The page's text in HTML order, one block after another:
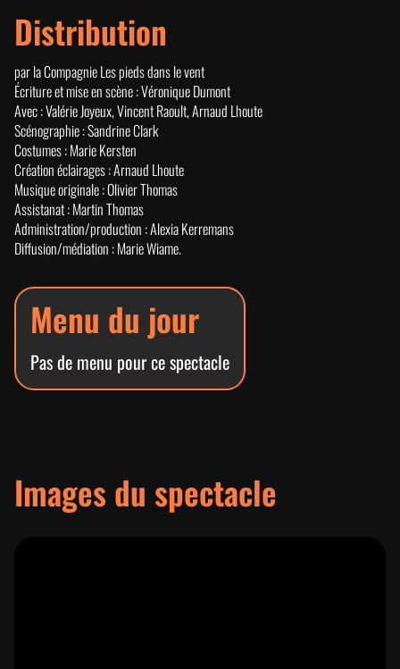
Distribution
par la Compagnie Les pieds dans le vent
Écriture et mise en scène : Véronique Dumont
Avec : Valérie Joyeux, Vincent Raoult, Arnaud Lhoute
Scénographie : Sandrine Clark
Costumes : Marie Kersten
Création éclairages : Arnaud Lhoute
Musique originale : Olivier Thomas
Assistanat : Martin Thomas
Administration/production : Alexia Kerremans
Diffusion/médiation : Marie Wiame.
Menu du jour
Pas de menu pour ce spectacle
Images du spectacle